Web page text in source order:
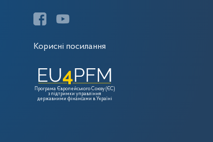
Корисні посилання
Програма Європейського Союзу (ЄС)
з підтримки управління
державними фінансами в Україні